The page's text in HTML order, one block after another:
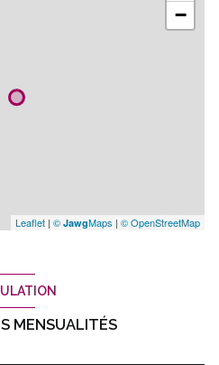
−
Leaflet | © JawgMaps | © OpenStreetMap
MENSUALITÉS